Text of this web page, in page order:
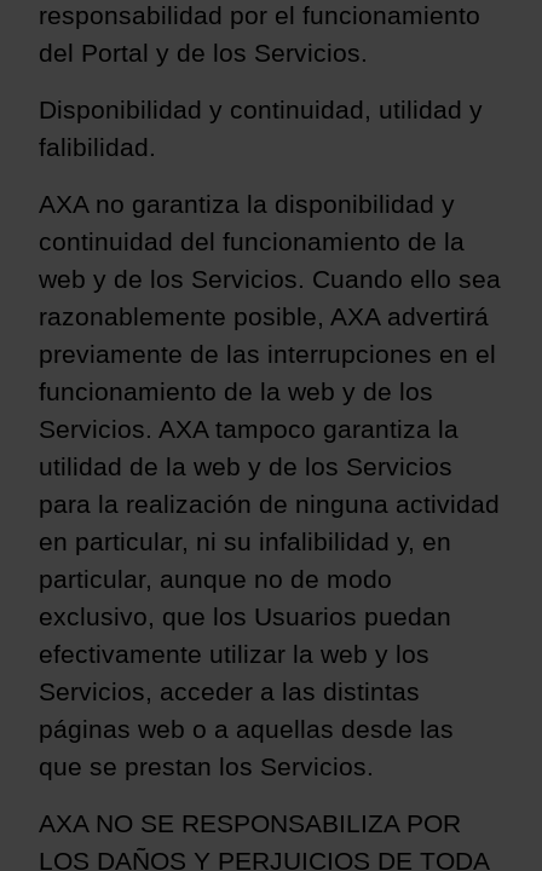
responsabilidad por el funcionamiento
del Portal y de los Servicios.
Disponibilidad y continuidad, utilidad y
falibilidad.
AXA no garantiza la disponibilidad y
continuidad del funcionamiento de la
web y de los Servicios. Cuando ello sea
razonablemente posible, AXA advertirá
previamente de las interrupciones en el
funcionamiento de la web y de los
Servicios. AXA tampoco garantiza la
utilidad de la web y de los Servicios
para la realización de ninguna actividad
en particular, ni su infalibilidad y, en
particular, aunque no de modo
exclusivo, que los Usuarios puedan
efectivamente utilizar la web y los
Servicios, acceder a las distintas
páginas web o a aquellas desde las
que se prestan los Servicios.
AXA NO SE RESPONSABILIZA POR
LOS DAÑOS Y PERJUICIOS DE TODA